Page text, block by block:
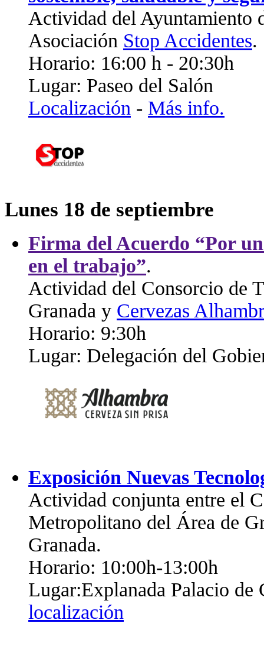
Actividad del Ayuntamiento
Asociación Stop Accidentes.
Horario: 16:00 h - 20:30h
Lugar: Paseo del Salón
Localización - Más info.
Lunes 18 de septiembre
Firma del Acuerdo “Por
en el trabajo”.
Actividad del Consorcio de
Granada y Cervezas
Horario: 9:30h
Lugar: Delegación del
Exposición Nuevas
Actividad conjunta entre el
Metropolitano del Área de
Granada.
Horario: 10:00h-13:00h
Lugar:Explanada Palacio de
localización